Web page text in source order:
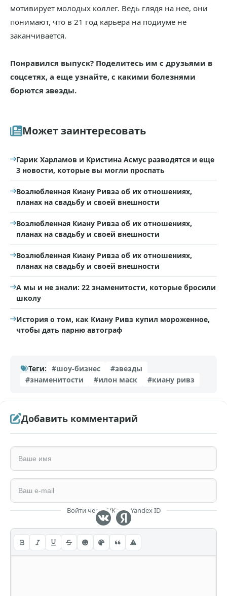
мотивирует молодых коллег. Ведь глядя на нее, они
понимают, что в 21 год карьера на подиуме не
заканчивается.
Понравился выпуск? Поделитесь им с друзьями в
соцсетях, а еще узнайте, с какими болезнями
борются звезды.
Может заинтересовать
Гарик Харламов и Кристина Асмус разводятся и еще
3 новости, которые вы могли проспать
Возлюбленная Киану Ривза об их отношениях,
планах на свадьбу и своей внешности
Возлюбленная Киану Ривза об их отношениях,
планах на свадьбу и своей внешности
Возлюбленная Киану Ривза об их отношениях,
планах на свадьбу и своей внешности
А мы и не знали: 22 знаменитости, которые бросили
школу
История о том, как Киану Ривз купил мороженное,
чтобы дать парню автограф
Теги: #шоу-бизнес
#звезды
#знаменитости
#илон маск #киану ривз
Добавить комментарий
Войти через VK или Yandex ID